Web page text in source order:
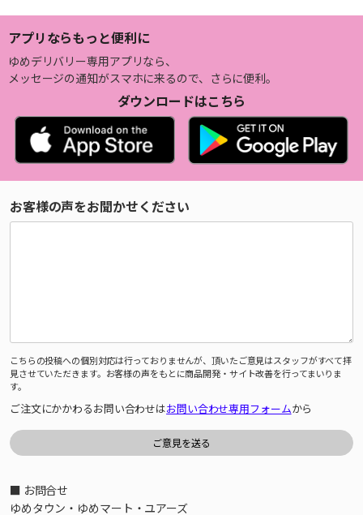
アプリならもっと便利に
ゆめデリバリー専用アプリなら、
メッセージの通知がスマホに来るので、さらに便利。
ダウンロードはこちら
お客様の声をお聞かせください
こちらの投稿への個別対応は行っておりませんが、頂いたご意見はスタッフがすべて拝
見させていただきます。お客様の声をもとに商品開発・サイト改善を行ってまいりま
す。
ご注文にかかわるお問い合わせはお問い合わせ専用フォームから
■ お問合せ
ゆめタウン・ゆめマート・ユアーズ